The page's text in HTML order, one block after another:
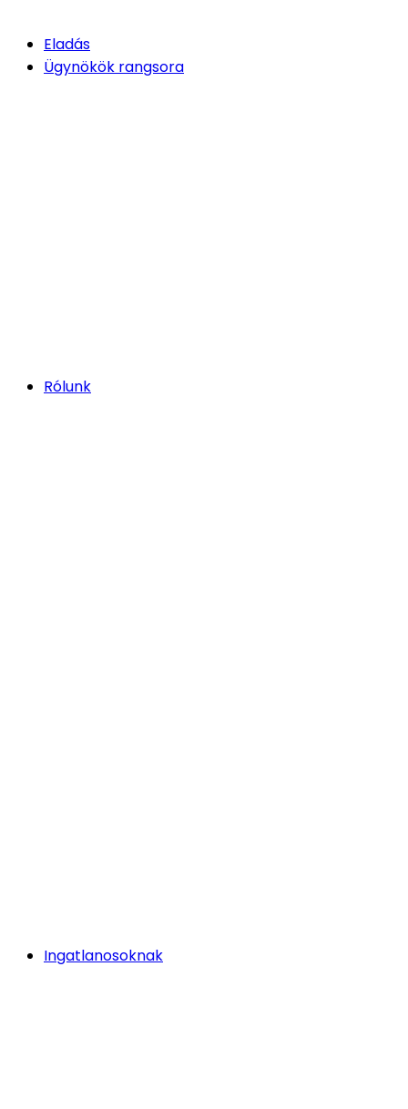
Eladás
Ügynökök rangsora
Rólunk
Ingatlanosoknak